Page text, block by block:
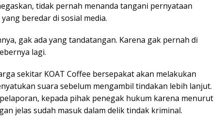
tidak pernah menanda tangani pernyataan
beredar di sosial media.
gak ada yang tandatangan. Karena gak pernah di
lagi.
sekitar KOAT Coffee bersepakat akan melakukan
suara sebelum mengambil tindakan lebih lanjut.
kepada pihak penegak hukum karena menurut
jelas sudah masuk dalam delik tindak kriminal.